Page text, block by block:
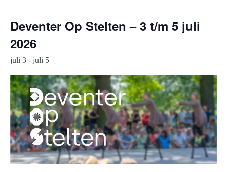
Deventer Op Stelten – 3 t/m 5 juli
2026
juli 3 - juli 5